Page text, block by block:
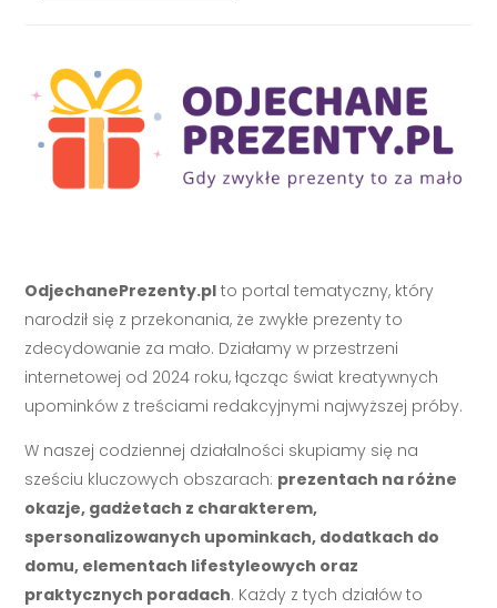
OdjechanePrezenty.pl to portal tematyczny, który
narodził się z przekonania, że zwykłe prezenty to
zdecydowanie za mało. Działamy w przestrzeni
internetowej od 2024 roku, łącząc świat kreatywnych
upominków z treściami redakcyjnymi najwyższej próby.
W naszej codziennej działalności skupiamy się na
sześciu kluczowych obszarach: prezentach na różne
okazje, gadżetach z charakterem,
spersonalizowanych upominkach, dodatkach do
domu, elementach lifestyleowych oraz
praktycznych poradach. Każdy z tych działów to